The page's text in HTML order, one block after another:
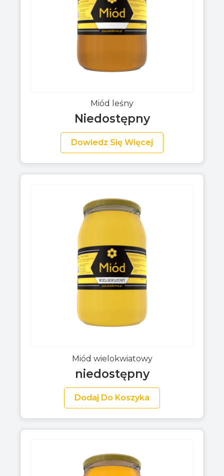
Miód leśny
Niedostępny
Dowiedz Się Więcej
Miód wielokwiatowy
niedostępny
Dodaj Do Koszyka